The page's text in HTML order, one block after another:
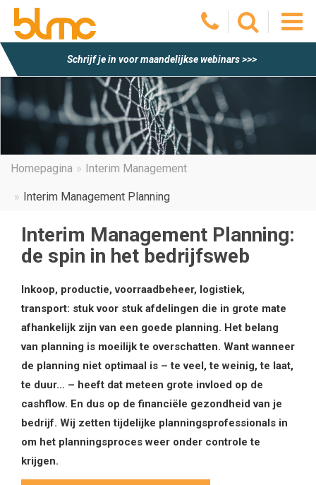
Schrijf je in voor maandelijkse webinars >>>
Homepagina Interim Management
Interim Management Planning
Interim Management Planning:
de spin in het bedrijfsweb
Inkoop, productie, voorraadbeheer, logistiek,
transport: stuk voor stuk afdelingen die in grote mate
afhankelijk zijn van een goede planning. Het belang
van planning is moeilijk te overschatten. Want wanneer
de planning niet optimaal is – te veel, te weinig, te laat,
te duur… – heeft dat meteen grote invloed op de
cashflow. En dus op de financiële gezondheid van je
bedrijf. Wij zetten tijdelijke planningsprofessionals in
om het planningsproces weer onder controle te
krijgen.